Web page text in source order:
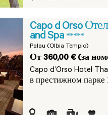
Capo d Orso
and Spa *****
Palau (Olbia Tempio)
От 360,00 € (за
Capo d’Orso Hotel
в престижном парке